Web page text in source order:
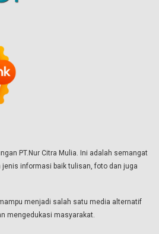
PT.Nur Citra Mulia. Ini adalah semangat
informasi baik tulisan, foto dan juga
menjadi salah satu media alternatif
mengedukasi masyarakat.